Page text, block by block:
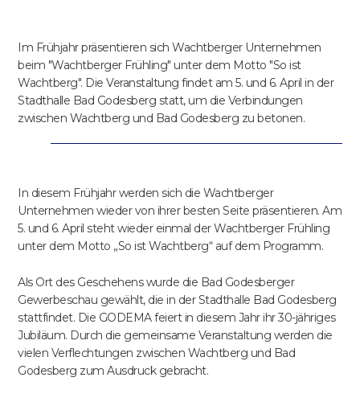
Im Frühjahr präsentieren sich Wachtberger Unternehmen
beim "Wachtberger Frühling" unter dem Motto "So ist
Wachtberg". Die Veranstaltung findet am 5. und 6. April in der
Stadthalle Bad Godesberg statt, um die Verbindungen
zwischen Wachtberg und Bad Godesberg zu betonen.
In diesem Frühjahr werden sich die Wachtberger
Unternehmen wieder von ihrer besten Seite präsentieren. Am
5. und 6. April steht wieder einmal der Wachtberger Frühling
unter dem Motto „So ist Wachtberg“ auf dem Programm.
Als Ort des Geschehens wurde die Bad Godesberger
Gewerbeschau gewählt, die in der Stadthalle Bad Godesberg
stattfindet. Die GODEMA feiert in diesem Jahr ihr 30-jähriges
Jubiläum. Durch die gemeinsame Veranstaltung werden die
vielen Verflechtungen zwischen Wachtberg und Bad
Godesberg zum Ausdruck gebracht.